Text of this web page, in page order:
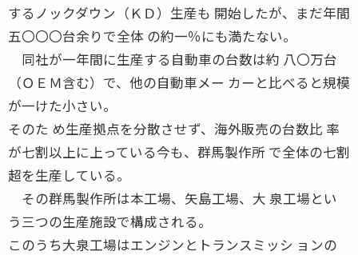
するノックダウン（ＫＤ）生産も 開始したが、まだ年間
五〇〇〇台余りで全体 の約一％にも満たない。
同社が一年間に生産する自動車の台数は約 八〇万台
（ＯＥＭ含む）で、他の自動車メー カーと比べると規模
が一けた小さい。
そのた め生産拠点を分散させず、海外販売の台数比 率
が七割以上に上っている今も、群馬製作所 で全体の七割
超を生産している。
その群馬製作所は本工場、矢島工場、大 泉工場とい
う三つの生産施設で構成される。
このうち大泉工場はエンジンとトランスミッシ ョンの